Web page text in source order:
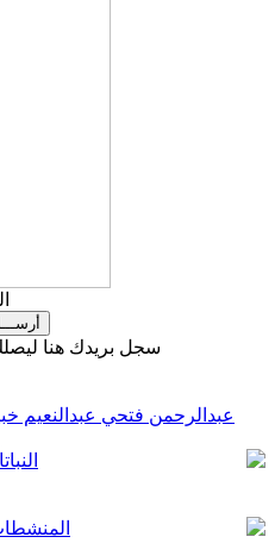
سجل بريدك هنا
عبدالرحمن فتحي عبدالنعيم